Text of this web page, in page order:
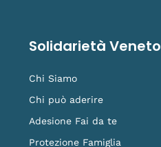
Solidarietà Veneto
Chi Siamo
Chi può aderire
Adesione Fai da te
Protezione Famiglia